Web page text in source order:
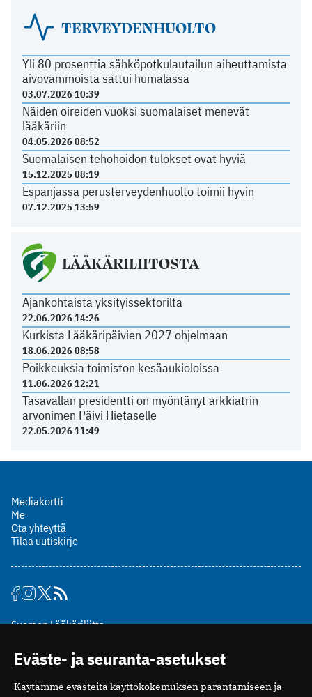
TERVEYDENHUOLTO
Yli 80 prosenttia sähköpotkulautailun aiheuttamista
aivovammoista sattui humalassa
03.07.2026 10:39
Näiden oireiden vuoksi suomalaiset menevät
lääkäriin
04.05.2026 08:52
Suomalaisen tehohoidon tulokset ovat hyviä
15.12.2025 08:19
Espanjassa perusterveydenhuolto toimii hyvin
07.12.2025 13:59
LÄÄKÄRILIITOSTA
Ajankohtaista yksityissektorilta
22.06.2026 14:26
Kurkista Lääkäripäivien 2027 ohjelmaan
18.06.2026 08:58
Poikkeuksia toimiston kesäaukioloissa
11.06.2026 12:21
Tasavallan presidentti on myöntänyt arkkiatrin
arvonimen Päivi Hietaselle
22.05.2026 11:49
Mediakortti
Me
Ota yhteyttä
Tilaa uutiskirje
Suomen Lääkäriliitto
00510 Helsinki
puh. (09) 393 091
toimitus@potilaanlaakarilehti.fi
Eväste- ja seuranta-asetukset
Käytämme evästeitä käyttökokemuksen parantamiseen ja